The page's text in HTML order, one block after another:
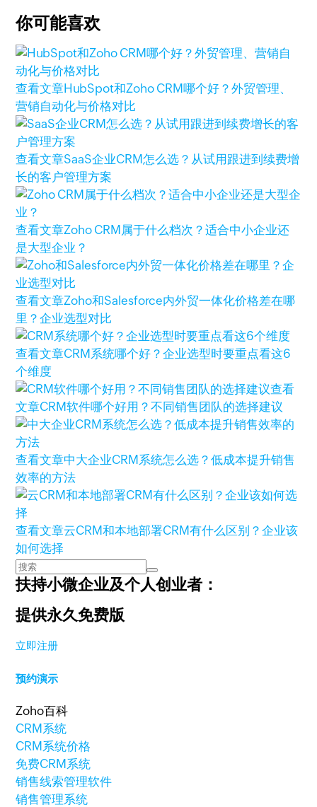
你可能喜欢
查看文章HubSpot和Zoho CRM哪个好？外贸管理、
营销自动化与价格对比
查看文章SaaS企业CRM怎么选？从试用跟进到续费增
长的客户管理方案
查看文章Zoho CRM属于什么档次？适合中小企业还
是大型企业？
查看文章Zoho和Salesforce内外贸一体化价格差在哪
里？企业选型对比
查看文章CRM系统哪个好？企业选型时要重点看这6
个维度
查看
文章CRM软件哪个好用？不同销售团队的选择建议
查看文章中大企业CRM系统怎么选？低成本提升销售
效率的方法
查看文章云CRM和本地部署CRM有什么区别？企业该
如何选择
扶持小微企业及个人创业者：
提供永久免费版
立即注册
预约演示
Zoho百科
CRM系统
CRM系统价格
免费CRM系统
销售线索管理软件
销售管理系统